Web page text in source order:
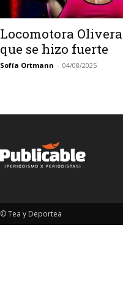
Locomotora
que se hizo fuerte
Sofía Ortmann - 04/08/2025
© Tea y Deportea